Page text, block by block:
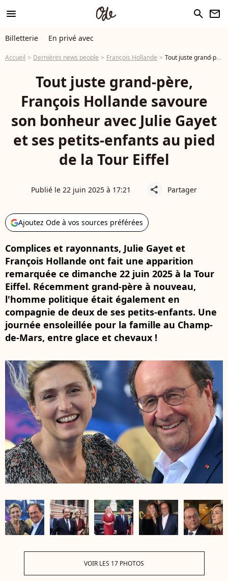
menu search newsletter
Billetterie En privé avec
Accueil Dernières news people François Hollande Tout juste grand-père, François Hollande savoure son bonheur avec Julie Gayet et ses petits-enfants au pied de la Tour Eiffel
Tout juste grand-père,
François Hollande savoure
son bonheur avec Julie Gayet
et ses petits-enfants au pied
de la Tour Eiffel
Publié le 22 juin 2025 à 17:21 share Partager
Ajoutez Ode à vos sources préférées
Complices et rayonnants, Julie Gayet et
François Hollande ont fait une apparition
remarquée ce dimanche 22 juin 2025 à la Tour
Eiffel. Récemment grand-père à nouveau,
l'homme politique était également en
compagnie de deux de ses petits-enfants. Une
journée ensoleillée pour la famille au Champ-
de-Mars, entre glace et chevaux !
VOIR LES 17 PHOTOS